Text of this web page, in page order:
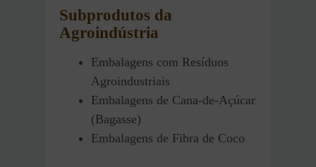
Subprodutos da
Agroindústria
Embalagens com Resíduos
Agroindustriais
Embalagens de Cana-de-Açúcar
(Bagasse)
Embalagens de Fibra de Coco